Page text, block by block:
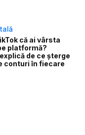
că ai vârsta
platformă?
de ce șterge
conturi în fiecare